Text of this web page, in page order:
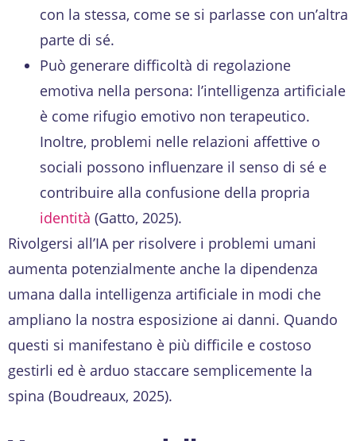
con la stessa, come se si parlasse con un’altra
parte di sé.
Può generare difficoltà di regolazione
emotiva nella persona: l’intelligenza artificiale
è come rifugio emotivo non terapeutico.
Inoltre, problemi nelle relazioni affettive o
sociali possono influenzare il senso di sé e
contribuire alla confusione della propria
identità (Gatto, 2025).
Rivolgersi all’IA per risolvere i problemi umani
aumenta potenzialmente anche la dipendenza
umana dalla intelligenza artificiale in modi che
ampliano la nostra esposizione ai danni. Quando
questi si manifestano è più difficile e costoso
gestirli ed è arduo staccare semplicemente la
spina (Boudreaux, 2025).